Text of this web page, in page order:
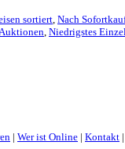
sortiert, Nach
, Niedrigstes
| Wer ist Online | Kontakt